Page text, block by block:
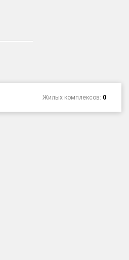
Жилых комплексов: 0